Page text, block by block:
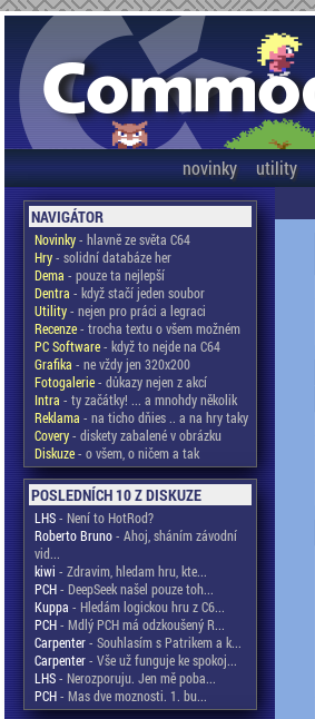
novinky utility
NAVIGÁTOR
Novinky- hlavně ze světa C64
Hry- solidní databáze her
Dema - pouze ta nejlepší
Dentra - když stačí jeden soubor
Utility- nejen pro práci a legraci
Recenze- trocha textu o všem možném
PC Software- když to nejde na C64
Grafika - ne vždy jen 320x200
Fotogalerie- důkazy nejen z akcí
Intra - ty začátky! ... a mnohdy několik
Reklama - na ticho dňies .. a na hry taky
Covery- diskety zabalené v obrázku
Diskuze- o všem, o ničem a tak
POSLEDNÍCH 10 Z DISKUZE
LHS- Není to HotRod?
Roberto Bruno- Ahoj, sháním závodní
vid...
kiwi - Zdravim, hledam hru, kte...
PCH- DeepSeek našel pouze toh...
Kuppa - Hledám logickou hru z C6...
PCH- Mdlý PCH má odzkoušený R...
Carpenter- Souhlasím s Patrikem a k...
Carpenter- Vše už funguje ke spokoj...
LHS- Nerozporuju. Jen mě poba...
PCH- Mas dve moznosti. 1. bu...